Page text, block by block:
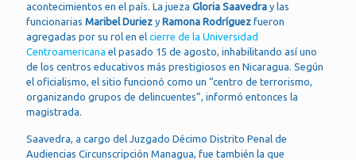
acontecimientos en el país. La jueza Gloria Saavedra y las
funcionarias Maribel Duriez y Ramona Rodríguez fueron
agregadas por su rol en el cierre de la Universidad
Centroamericana el pasado 15 de agosto, inhabilitando así uno
de los centros educativos más prestigiosos en Nicaragua. Según
el oficialismo, el sitio funcionó como un “centro de terrorismo,
organizando grupos de delincuentes”, informó entonces la
magistrada.
Saavedra, a cargo del Juzgado Décimo Distrito Penal de
Audiencias Circunscripción Managua, fue también la que